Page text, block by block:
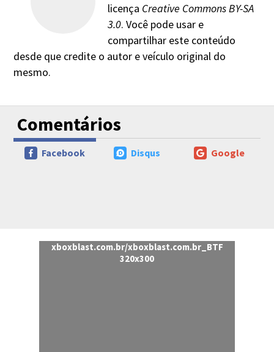
licença Creative Commons BY-SA
3.0. Você pode usar e
compartilhar este conteúdo
desde que credite o autor e veículo original do
mesmo.
Comentários
Google
Disqus
Facebook
xboxblast.com.br/xboxblast.com.br_BTF
320x300